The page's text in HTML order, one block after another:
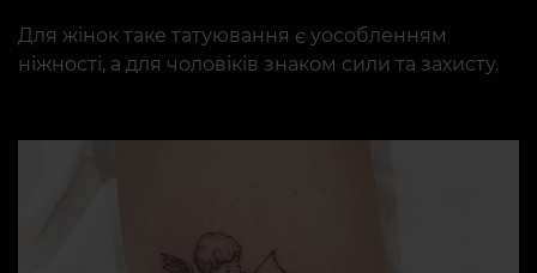
Для жінок таке татуювання є уособленням
ніжності, а для чоловіків знаком сили та захисту.